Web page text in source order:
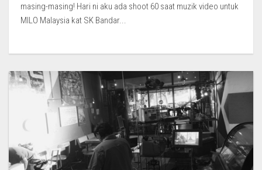
masing-masing! Hari ni aku ada shoot 60 saat muzik video untuk
MILO Malaysia kat SK Bandar...